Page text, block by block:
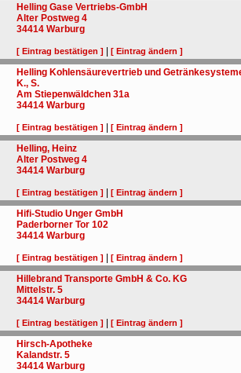
Helling Gase Vertriebs-GmbH
Alter Postweg 4
34414 Warburg
[ Eintrag bestätigen ] |[ Eintrag ändern ]
Helling Kohlensäurevertrieb und
K., S.
Am Stiepenwäldchen 31a
34414 Warburg
[ Eintrag bestätigen ] |[ Eintrag ändern ]
Helling, Heinz
Alter Postweg 4
34414 Warburg
[ Eintrag bestätigen ] |[ Eintrag ändern ]
Hifi-Studio Unger GmbH
Paderborner Tor 102
34414 Warburg
[ Eintrag bestätigen ] |[ Eintrag ändern ]
Hillebrand Transporte GmbH & Co. KG
Mittelstr. 5
34414 Warburg
[ Eintrag bestätigen ] |[ Eintrag ändern ]
Hirsch-Apotheke
Kalandstr. 5
34414 Warburg